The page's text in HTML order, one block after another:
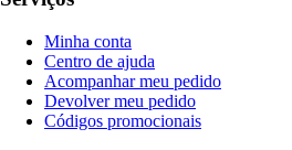
Minha conta
Centro de ajuda
Acompanhar meu pedido
Devolver meu pedido
Códigos promocionais